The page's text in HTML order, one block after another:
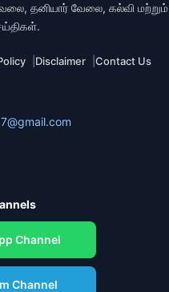
தனியார் வேலை, கல்வி மற்றும்
Disclaimer Contact Us
Channel
Channel